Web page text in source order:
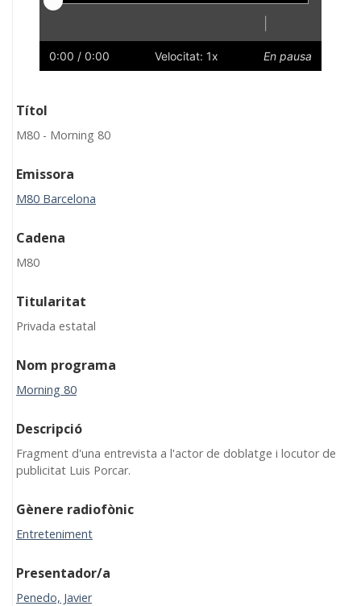
Lent
0:00 / 0:00 Velocitat: 1x En pausa
Títol
M80 - Morning 80
Emissora
M80 Barcelona
Cadena
M80
Titularitat
Privada estatal
Nom programa
Morning 80
Descripció
Fragment d'una entrevista a l'actor de doblatge i locutor de
publicitat Luis Porcar.
Gènere radiofònic
Entreteniment
Presentador/a
Penedo, Javier